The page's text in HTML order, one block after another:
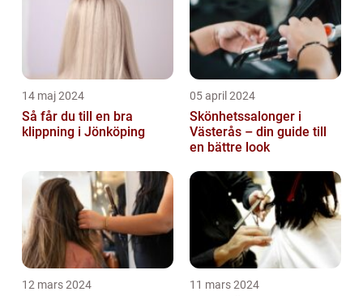
14 maj 2024
Så får du till en bra
klippning i Jönköping
05 april 2024
Skönhetssalonger i
Västerås – din guide till
en bättre look
12 mars 2024 11 mars 2024